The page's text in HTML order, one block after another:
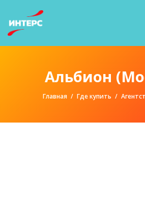
Альбион
Главная Где купить